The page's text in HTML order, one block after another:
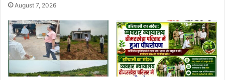
August 7, 2026